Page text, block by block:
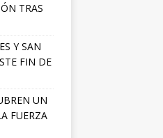
TRAS
Y SAN
FIN DE
UN
FUERZA